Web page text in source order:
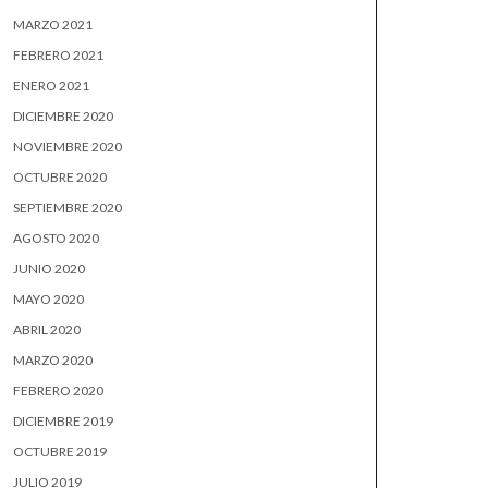
MARZO 2021
FEBRERO 2021
ENERO 2021
DICIEMBRE 2020
NOVIEMBRE 2020
OCTUBRE 2020
SEPTIEMBRE 2020
AGOSTO 2020
JUNIO 2020
MAYO 2020
ABRIL 2020
MARZO 2020
FEBRERO 2020
DICIEMBRE 2019
OCTUBRE 2019
JULIO 2019